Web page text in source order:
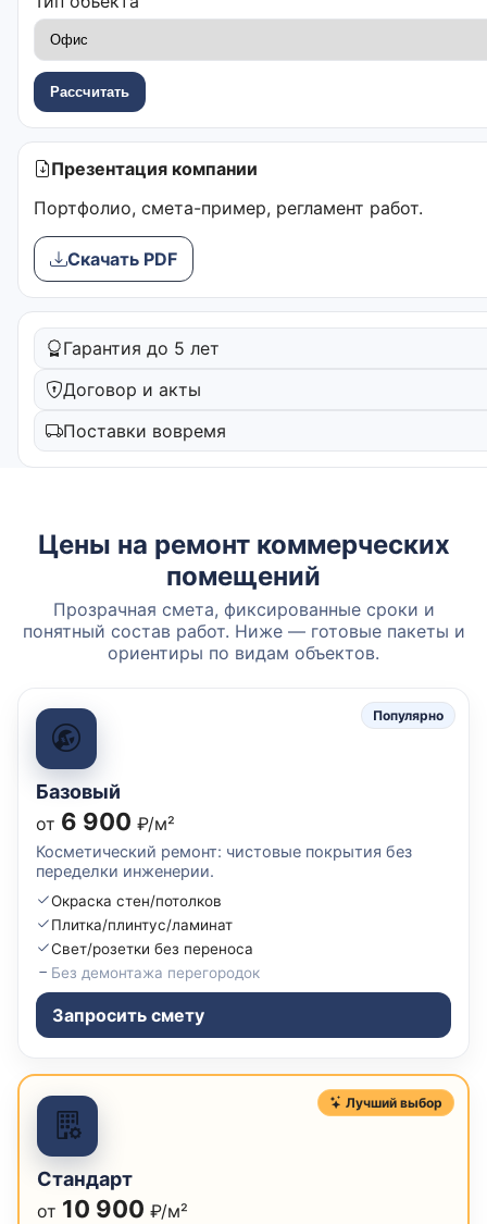
Рассчитать
Презентация компании
Портфолио, смета-пример, регламент работ.
Скачать PDF
Гарантия до 5 лет
Договор и акты
Поставки вовремя
Цены на ремонт коммерческих
помещений
Прозрачная смета, фиксированные сроки и
понятный состав работ. Ниже — готовые пакеты и
ориентиры по видам объектов.
Популярно
Базовый
от 6 900 ₽/м²
Косметический ремонт: чистовые покрытия без
переделки инженерии.
Окраска стен/потолков
Плитка/плинтус/ламинат
Свет/розетки без переноса
Без демонтажа перегородок
Запросить смету
Лучший выбор
Стандарт
от 10 900 ₽/м²